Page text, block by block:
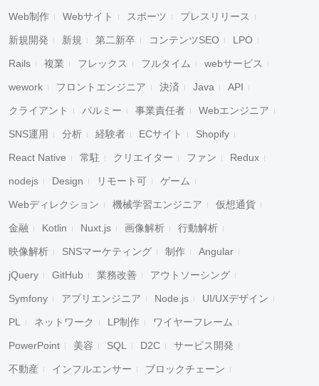
Web制作 Webサイト スポーツ プレスリリース
新規開発 新規 第二新卒 コンテンツSEO LPO
Rails 複業 フレックス フルタイム webサービス
wework フロントエンジニア 決済 Java API
クライアント パルミー 事業責任者 Webエンジニア
SNS運用 分析 経験者 ECサイト Shopify
React Native 常駐 クリエイター ファン Redux
nodejs Design リモート可 ゲーム
Webディレクション 機械学習エンジニア 仮想通貨
金融 Kotlin Nuxt.js 画像解析 行動解析
映像解析 SNSマーケティング 制作 Angular
jQuery GitHub 業務改善 アウトソーシング
Symfony アプリエンジニア Node.js UI/UXデザイン
PL ネットワーク LP制作 ワイヤーフレーム
PowerPoint 美容 SQL D2C サービス開発
不動産 インフルエンサー ブロックチェーン